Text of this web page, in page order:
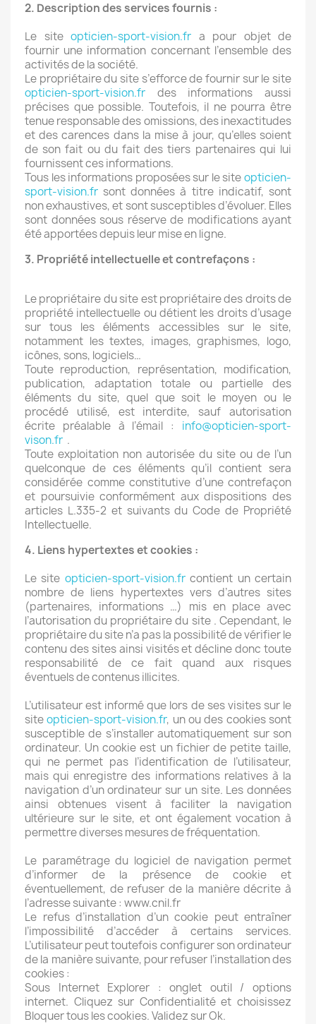
2. Description des services fournis :
Le site opticien-sport-vision.fr a pour objet de
fournir une information concernant l’ensemble des
activités de la société.
Le propriétaire du site s’efforce de fournir sur le site
opticien-sport-vision.fr des informations aussi
précises que possible. Toutefois, il ne pourra être
tenue responsable des omissions, des inexactitudes
et des carences dans la mise à jour, qu’elles soient
de son fait ou du fait des tiers partenaires qui lui
fournissent ces informations.
Tous les informations proposées sur le siteopticien-
sport-vision.fr sont données à titre indicatif, sont
non exhaustives, et sont susceptibles d’évoluer. Elles
sont données sous réserve de modifications ayant
été apportées depuis leur mise en ligne.
3. Propriété intellectuelle et contrefaçons :
Le propriétaire du site est propriétaire des droits de
propriété intellectuelle ou détient les droits d’usage
sur tous les éléments accessibles sur le site,
notamment les textes, images, graphismes, logo,
icônes, sons, logiciels…
Toute reproduction, représentation, modification,
publication, adaptation totale ou partielle des
éléments du site, quel que soit le moyen ou le
procédé utilisé, est interdite, sauf autorisation
écrite préalable à l’émail : info@opticien-sport-
vison.fr .
Toute exploitation non autorisée du site ou de l’un
quelconque de ces éléments qu’il contient sera
considérée comme constitutive d’une contrefaçon
et poursuivie conformément aux dispositions des
articles L.335-2 et suivants du Code de Propriété
Intellectuelle.
4. Liens hypertextes et cookies :
Le site opticien-sport-vision.frcontient un certain
nombre de liens hypertextes vers d’autres sites
(partenaires, informations …) mis en place avec
l’autorisation du propriétaire du site . Cependant, le
propriétaire du site n’a pas la possibilité de vérifier le
contenu des sites ainsi visités et décline donc toute
responsabilité de ce fait quand aux risques
éventuels de contenus illicites.
L’utilisateur est informé que lors de ses visites sur le
siteopticien-sport-vision.fr, un ou des cookies sont
susceptible de s’installer automatiquement sur son
ordinateur. Un cookie est un fichier de petite taille,
qui ne permet pas l’identification de l’utilisateur,
mais qui enregistre des informations relatives à la
navigation d’un ordinateur sur un site. Les données
ainsi obtenues visent à faciliter la navigation
ultérieure sur le site, et ont également vocation à
permettre diverses mesures de fréquentation.
Le paramétrage du logiciel de navigation permet
d’informer de la présence de cookie et
éventuellement, de refuser de la manière décrite à
l’adresse suivante : www.cnil.fr
Le refus d’installation d’un cookie peut entraîner
l’impossibilité d’accéder à certains services.
L’utilisateur peut toutefois configurer son ordinateur
de la manière suivante, pour refuser l’installation des
cookies :
Sous Internet Explorer : onglet outil / options
internet. Cliquez sur Confidentialité et choisissez
Bloquer tous les cookies. Validez sur Ok.